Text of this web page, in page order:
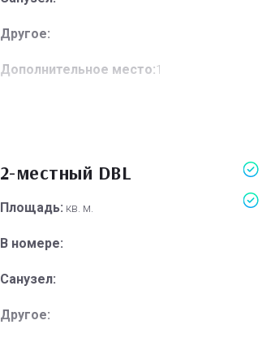
Другое:
Дополнительное место:1
2-местный DBL
Площадь: кв. м.
В номере:
Санузел:
Другое: